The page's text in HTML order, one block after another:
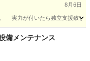
8月6日
実力が付いたら独立支援致
務備メンテナンス